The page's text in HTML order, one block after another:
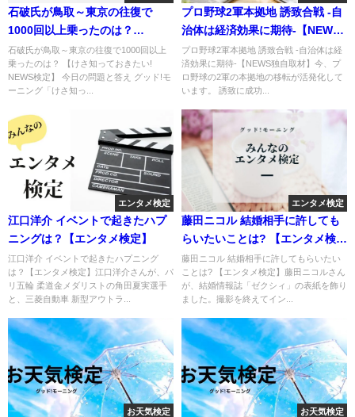
石破氏が鳥取～東京の往復で
1000回以上乗ったのは？
【NEWS検定】
石破氏が鳥取～東京の往復で1000回以上
乗ったのは？ 【けさ知っておきたい!
NEWS検定】 今日の問題と答え グッド!モ
ーニング「けさ知っ...
プロ野球2軍本拠地 誘致合戦 -自
治体は経済効果に期待-【NEWS
独自取材】
プロ野球2軍本拠地 誘致合戦 -自治体は経
済効果に期待-【NEWS独自取材】今、プ
ロ野球の2軍の本拠地の移転が活発化して
います。 誘致に成功...
エンタメ検定
江口洋介 イベントで起きたハプ
ニングは？【エンタメ検定】
江口洋介 イベントで起きたハプニング
は？【エンタメ検定】江口洋介さんが、パ
リ五輪 柔道金メダリストの角田夏実選手
と、三菱自動車 新型アウトラ...
エンタメ検定
藤田ニコル 結婚相手に許しても
らいたいことは? 【エンタメ検
定】
藤田ニコル 結婚相手に許してもらいたい
ことは? 【エンタメ検定】藤田ニコルさん
が、結婚情報誌「ゼクシィ」の表紙を飾り
ました。撮影を終えてイン...
お天気検定 お天気検定